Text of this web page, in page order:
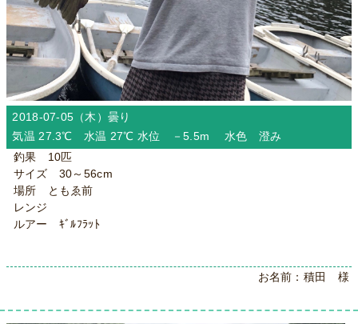
2018-07-05（木）曇り
気温 27.3℃ 水温 27℃ 水位 －5.5m 水色 澄み
釣果 10匹
サイズ 30～56cm
場所 ともゑ前
レンジ
ルアー ｷﾞﾙﾌﾗｯﾄ
お名前：積田 様